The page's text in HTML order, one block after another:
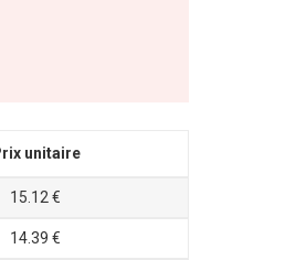
unitaire
15.12 €
14.39 €